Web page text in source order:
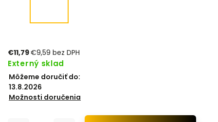
€11,79€9,59 bez DPH
Externý sklad
Môžeme doručiť do:
13.8.2026
Možnosti doručenia